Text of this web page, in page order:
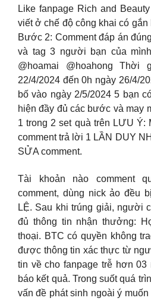
Like fanpage Rich and
viết ở chế độ công khai có gắn
Bước 2: Comment đáp án
và tag 3 người bạn của
@hoamai @hoahong Thời
22/4/2024 đến 0h ngày 26/4/
bố vào ngày 2/5/2024 5 bạn
hiện đầy đủ các bước và may
1 trong 2 set quà trên LƯU
comment trả lời 1 LẦN DUY
SỬA comment.
Tài khoản nào comment
comment, dùng nick ảo đều
LỆ. Sau khi trúng giải, người
đủ thông tin nhận thưởng:
thoại. BTC có quyền không
được thông tin xác thực từ
tin về cho fanpage trễ hơn 03
báo kết quả. Trong suốt quá
vấn đề phát sinh ngoài ý